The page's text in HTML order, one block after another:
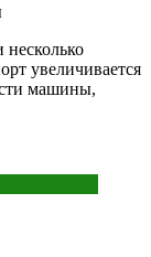
увеличивается
машины,